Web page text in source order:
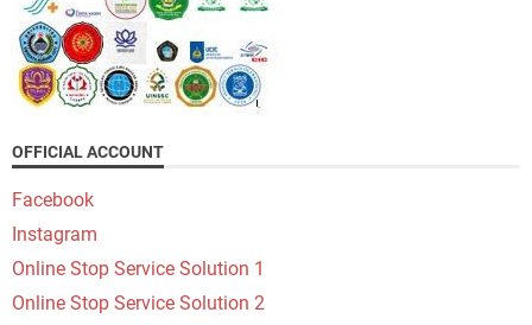
OFFICIAL ACCOUNT
Facebook
Instagram
Online Stop Service Solution 1
Online Stop Service Solution 2